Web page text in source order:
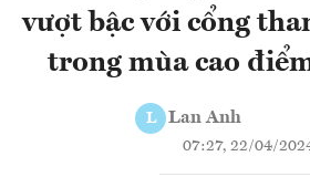
vượt bậc với cổng
trong mùa cao
L Lan Anh
07:27, 22/04/